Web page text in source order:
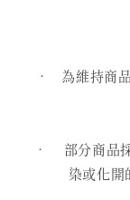
• 為維持商品
• 部分商品採
染或化開